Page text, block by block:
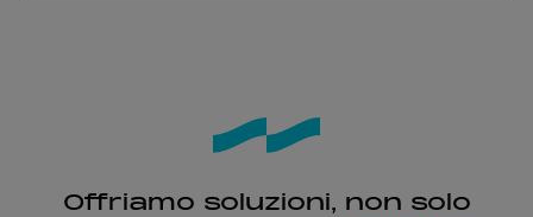
Offriamo soluzioni, non solo